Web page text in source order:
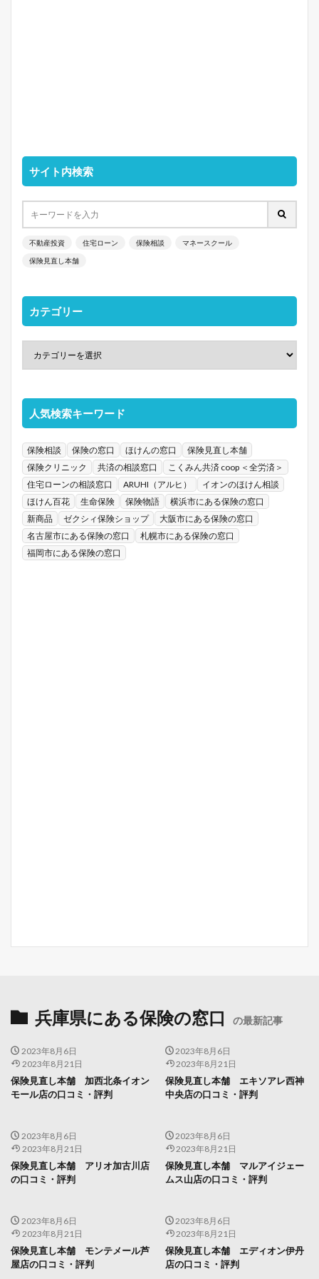
サイト内検索
不動産投資 住宅ローン 保険相談 マネースクール
保険見直し本舗
カテゴリー
人気検索キーワード
保険相談 保険の窓口 ほけんの窓口
保険見直し本舗
保険クリニック
共済の相談窓口
こくみん共済 coop ＜全労済＞
住宅ローンの相談窓口
ARUHI（アルヒ）
イオンのほけん相談
ほけん百花
生命保険 保険物語
横浜市にある保険の窓口
新商品
ゼクシィ保険ショップ
大阪市にある保険の窓口
名古屋市にある保険の窓口
札幌市にある保険の窓口
福岡市にある保険の窓口
兵庫県にある保険の窓口 の最新記事
2023年8月6日
2023年8月21日
保険見直し本舗 加西北条イオン
モール店の口コミ・評判
2023年8月6日
2023年8月21日
保険見直し本舗 エキソアレ西神
中央店の口コミ・評判
2023年8月6日
2023年8月21日
保険見直し本舗 アリオ加古川店
の口コミ・評判
2023年8月6日
2023年8月21日
保険見直し本舗 マルアイジェー
ムス山店の口コミ・評判
2023年8月6日
2023年8月21日
保険見直し本舗 モンテメール芦
屋店の口コミ・評判
2023年8月6日
2023年8月21日
保険見直し本舗 エディオン伊丹
店の口コミ・評判